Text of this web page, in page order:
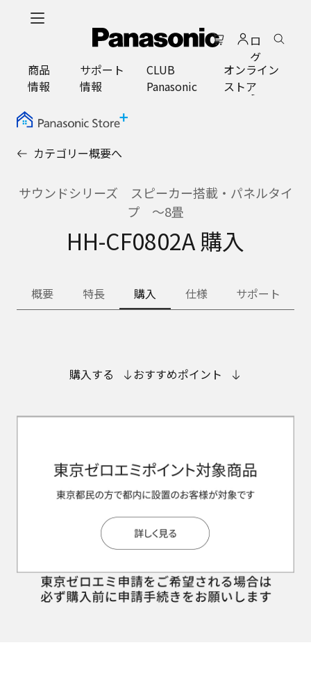
ロ
グ
イ
ン
商品
情報
サポート
情報
CLUB
Panasonic
オンライン
ストア
カテゴリー概要へ
サウンドシリーズ スピーカー搭載・パネルタイ
プ 〜8畳
HH-CF0802A 購入
概要 特長 購入 仕様 サポート
購入する おすすめポイント